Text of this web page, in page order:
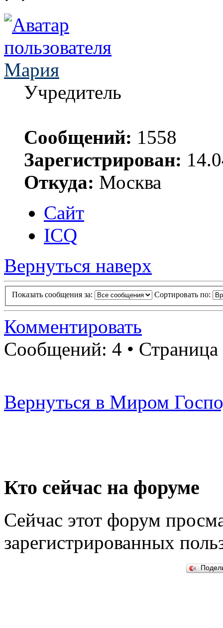
Мария
Учредитель
Сообщений: 1558
Зарегистрирован:
Откуда: Москва
Сайт
ICQ
Вернуться наверх
Показать сообщения за: Сортировать по:
Комментировать
Сообщений: 4 • Страница
Вернуться в Миром
Кто сейчас на форуме
Сейчас этот форум
зарегистрированных